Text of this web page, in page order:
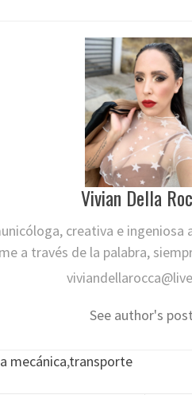
Vivian Della
creativa e
a través de la palabra,
See author's
mecánica,transporte